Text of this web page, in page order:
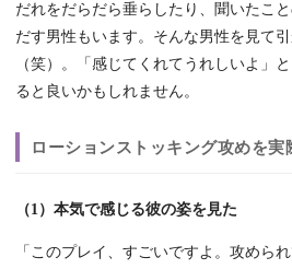
だれをだらだら垂らしたり、聞いたこ
だす男性もいます。そんな男性を見て
（笑）。「感じてくれてうれしいよ」
ると良いかもしれません。
ローションストッキング攻めを
（1）本気で感じる彼の姿を見た
「このプレイ、すごいですよ。攻めら